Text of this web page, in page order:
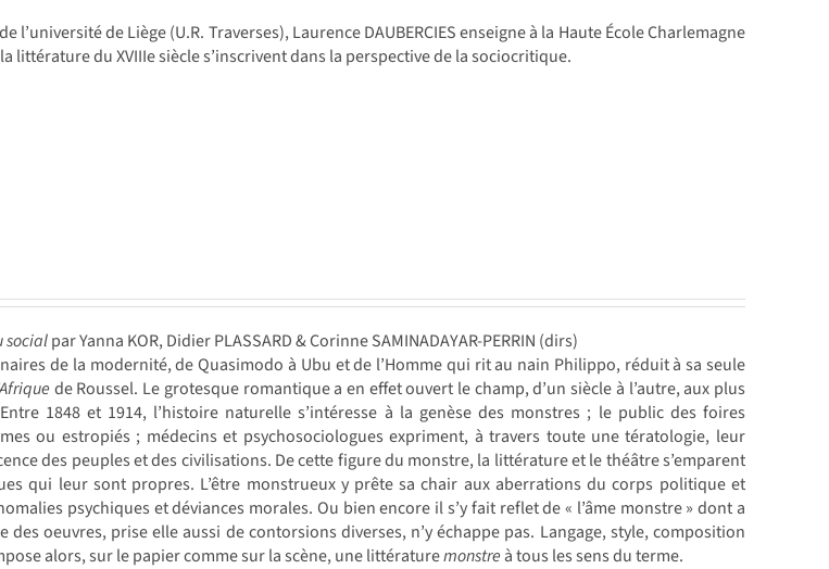
de Liège (U.R. Traverses), Laurence DAUBERCIES enseigne à la Haute École Charlemagne
littérature du XVIIIe siècle s’inscrivent dans la perspective de la sociocritique.
socialpar Yanna KOR, Didier PLASSARD & Corinne SAMINADAYAR-PERRIN (dirs)
de la modernité, de Quasimodo à Ubu et de l’Homme qui rit au nain Philippo, réduit à sa seule
de Roussel. Le grotesque romantique a en effet ouvert le champ, d’un siècle à l’autre, aux plus
1848 et 1914, l’histoire naturelle s’intéresse à la genèse des monstres ; le public des foires
ou estropiés ; médecins et psychosociologues expriment, à travers toute une tératologie, leur
des peuples et des civilisations. De cette figure du monstre, la littérature et le théâtre s’emparent
qui leur sont propres. L’être monstrueux y prête sa chair aux aberrations du corps politique et
psychiques et déviances morales. Ou bien encore il s’y fait reflet de « l’âme monstre » dont a
des oeuvres, prise elle aussi de contorsions diverses, n’y échappe pas. Langage, style, composition
alors, sur le papier comme sur la scène, une littératuremonstre à tous les sens du terme.